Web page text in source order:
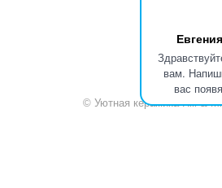
вам.
вас
© Уютная керамика Hill &